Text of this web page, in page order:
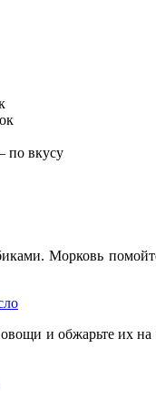
по вкусу
Морковь
и обжарьте их